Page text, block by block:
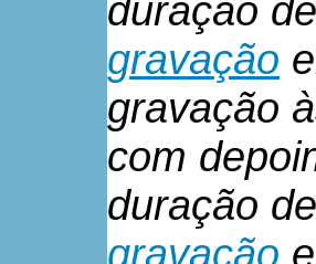
duração
gravação
gravação
com
duração
gravação